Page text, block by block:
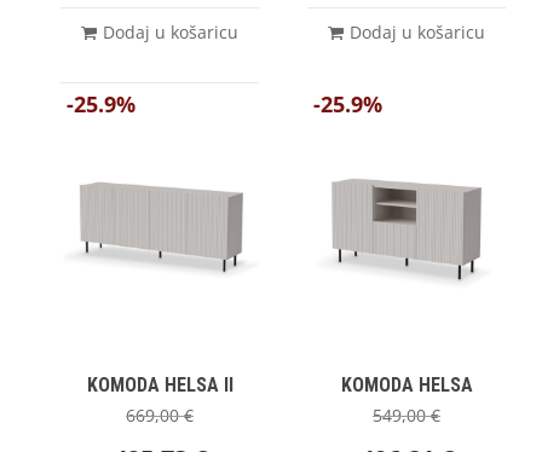
Dodaj u košaricu Dodaj u košaricu
-25.9%
KOMODA HELSA II
669,00€
-25.9%
KOMODA HELSA
549,00€